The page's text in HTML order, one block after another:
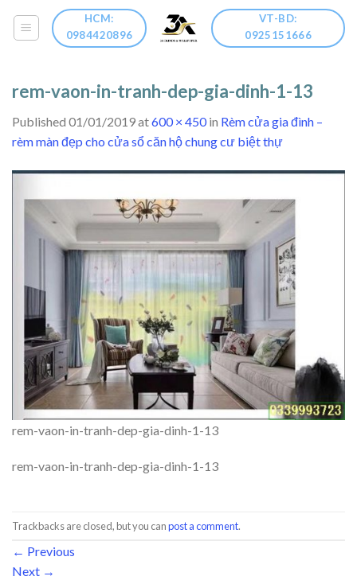
HCM:
0984420896
VT-BD:
0925151666
rem-vaon-in-tranh-dep-gia-dinh-1-13
Published 01/01/2019at600 × 450in Rèm cửa gia đình –
rèm màn đẹp cho cửa sổ căn hộ chung cư biệt thự
rem-vaon-in-tranh-dep-gia-dinh-1-13
rem-vaon-in-tranh-dep-gia-dinh-1-13
Trackbacks are closed, but you canpost a comment.
← Previous
Next →